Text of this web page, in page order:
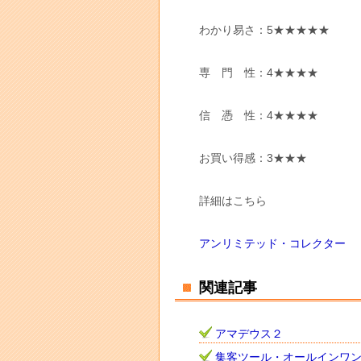
わかり易さ：5★★★★★
専 門 性：4★★★★
信 憑 性：4★★★★
お買い得感：3★★★
詳細はこちら
アンリミテッド・コレクター
関連記事
アマデウス２
集客ツール・オールインワ